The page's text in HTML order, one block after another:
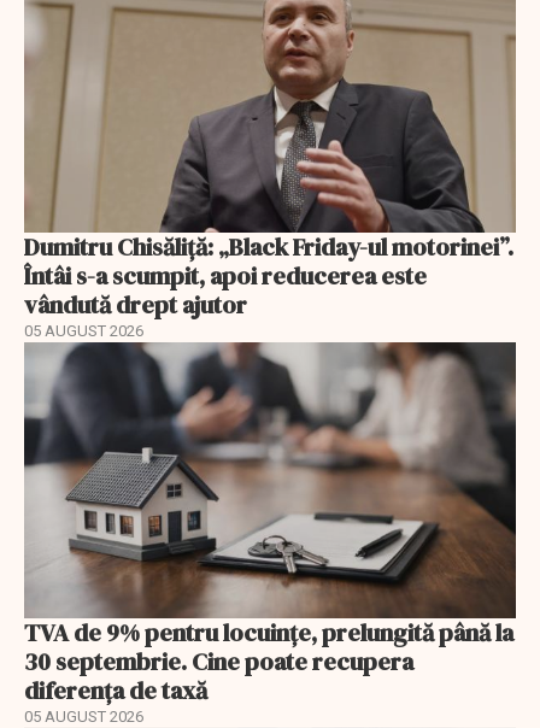
Dumitru Chisăliță: „Black Friday-ul motorinei”.
Întâi s-a scumpit, apoi reducerea este
vândută drept ajutor
05 AUGUST 2026
TVA de 9% pentru locuințe, prelungită până la
30 septembrie. Cine poate recupera
diferența de taxă
05 AUGUST 2026